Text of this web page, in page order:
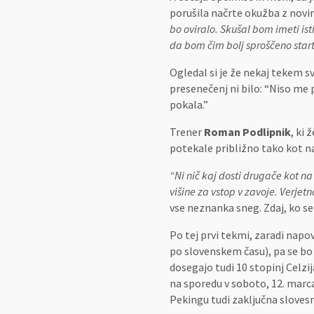
porušila načrte okužba z
bo oviralo. Skušal bom imeti
da bom čim bolj sproščeno
Ogledal si je že nekaj tekem
presenečenj ni bilo: “Niso
pokala.”
Trener Roman Podlipnik, ki
potekale približno tako kot
“Ni nič kaj dosti drugače kot
višine za vstop v zavoje.
vse neznanka sneg. Zdaj, ko
Po tej prvi tekmi, zaradi
po slovenskem času), pa se
dosegajo tudi 10 stopinj
na sporedu v soboto, 12.
Pekingu tudi zaključna